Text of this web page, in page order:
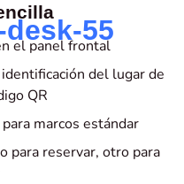
55
el panel frontal
del lugar de
QR
marcos estándar
para reservar, otro para